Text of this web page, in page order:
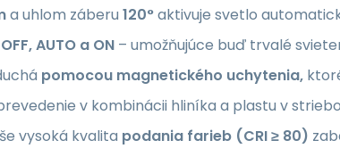
a uhlom záberu 120°aktivuje svetlo
AUTO a ON – umožňujúce buď trvalé
pomocou magnetického uchytenia,
v kombinácii hliníka a plastu v
vysoká kvalita podania farieb (CRI ≥ 80)